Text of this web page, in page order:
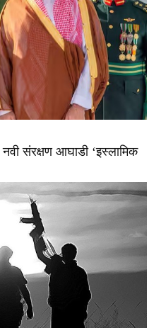
नवी संरक्षण आघाडी ‘इस्लामिक